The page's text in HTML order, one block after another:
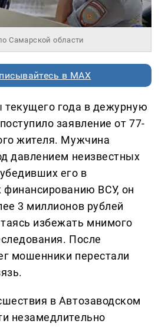
Самарской области
в MAX
текущего года в дежурную
заявление от 77-
жителя. Мужчина
давлением неизвестных
его в
финансированию ВСУ, он
3 миллионов рублей
избежать мнимого
После
мошенники перестали
в Автозаводском
незамедлительно